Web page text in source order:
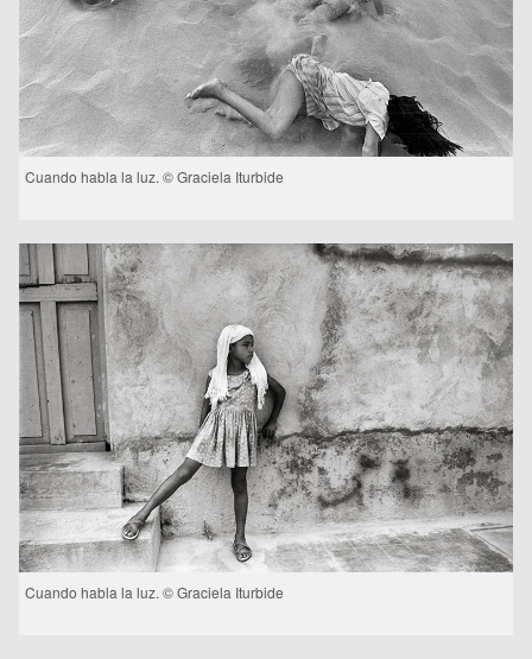
Cuando habla la luz. © Graciela Iturbide
Cuando habla la luz. © Graciela Iturbide